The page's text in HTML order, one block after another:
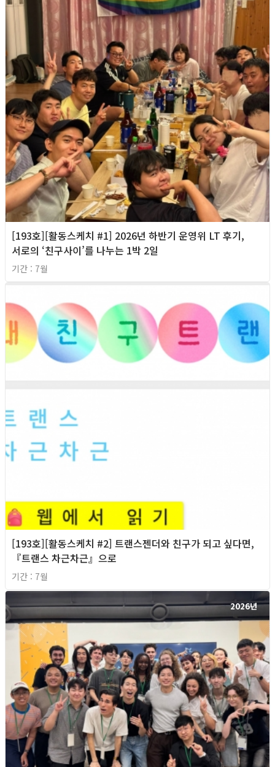
[193호][활동스케치 #1] 2026년 하반기 운영위 LT 후기,
서로의 ‘친구사이’를 나누는 1박 2일
기간 : 7월
[193호][활동스케치 #2] 트랜스젠더와 친구가 되고 싶다면,
『트랜스 차근차근』으로
기간 : 7월
2026년